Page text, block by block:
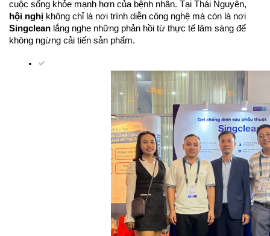
cuộc sống khỏe mạnh hơn của bệnh nhân. Tại Thái Nguyên,
hội nghị không chỉ là nơi trình diễn công nghệ mà còn là nơi
Singclean lắng nghe những phản hồi từ thực tế lâm sàng để
không ngừng cải tiến sản phẩm.